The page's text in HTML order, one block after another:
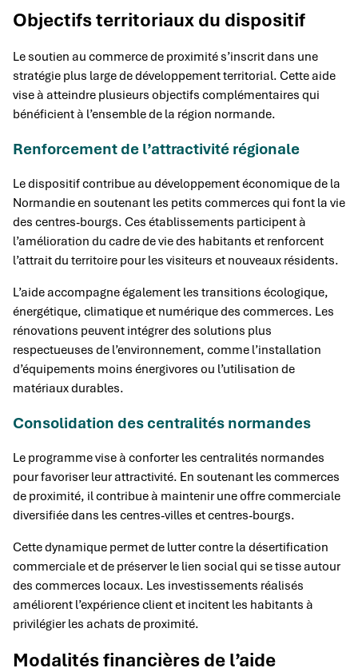
Objectifs territoriaux du dispositif
Le soutien au commerce de proximité s’inscrit dans une
stratégie plus large de développement territorial. Cette aide
vise à atteindre plusieurs objectifs complémentaires qui
bénéficient à l’ensemble de la région normande.
Renforcement de l’attractivité régionale
Le dispositif contribue au développement économique de la
Normandie en soutenant les petits commerces qui font la vie
des centres-bourgs. Ces établissements participent à
l’amélioration du cadre de vie des habitants et renforcent
l’attrait du territoire pour les visiteurs et nouveaux résidents.
L’aide accompagne également les transitions écologique,
énergétique, climatique et numérique des commerces. Les
rénovations peuvent intégrer des solutions plus
respectueuses de l’environnement, comme l’installation
d’équipements moins énergivores ou l’utilisation de
matériaux durables.
Consolidation des centralités normandes
Le programme vise à conforter les centralités normandes
pour favoriser leur attractivité. En soutenant les commerces
de proximité, il contribue à maintenir une offre commerciale
diversifiée dans les centres-villes et centres-bourgs.
Cette dynamique permet de lutter contre la désertification
commerciale et de préserver le lien social qui se tisse autour
des commerces locaux. Les investissements réalisés
améliorent l’expérience client et incitent les habitants à
privilégier les achats de proximité.
Modalités financières de l’aide